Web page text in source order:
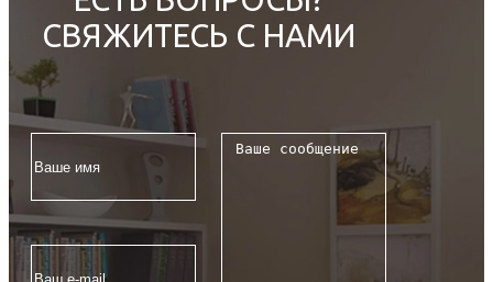
СВЯЖИТЕСЬ С НАМИ